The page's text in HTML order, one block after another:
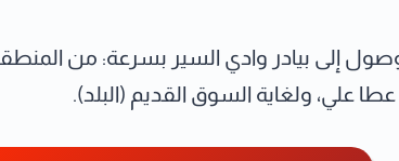
إلى بيادر وادي السير بسرعة: من
علي، ولغاية السوق القديم (البلد).